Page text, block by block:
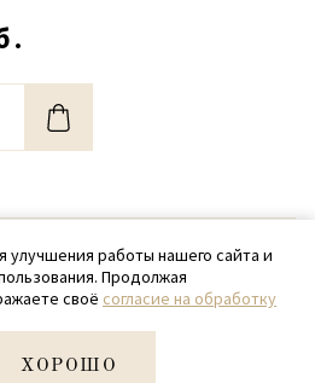
- 2026 SamPack
699-97-87
работы нашего сайта и
Продолжая
своё согласие на обработку
ХОРОШО